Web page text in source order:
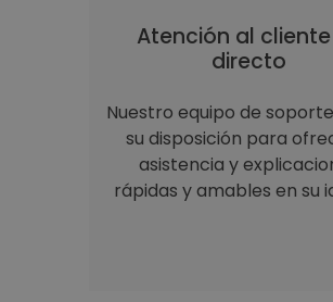
Atención al
directo
Nuestro equipo de
su disposición para
asistencia y
rápidas y amables en su